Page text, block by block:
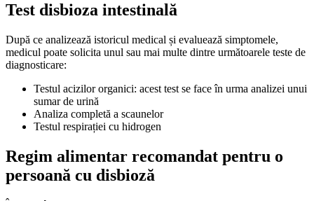
Test disbioza intestinală
După ce analizează istoricul medical și evaluează simptomele,
medicul poate solicita unul sau mai multe dintre următoarele teste de
diagnosticare:
Testul acizilor organici: acest test se face în urma analizei unui
sumar de urină
Analiza completă a scaunelor
Testul respirației cu hidrogen
Regim alimentar recomandat pentru o
persoană cu disbioză